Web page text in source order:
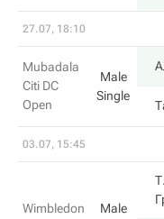
27.07, 18:10
Mubadala
Citi DC
Open
Male
Single
03.07, 15:45
Wimbledon
Male
Т.